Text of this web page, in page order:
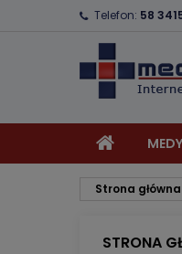
Telefon: 58
Strona główna
STRONA